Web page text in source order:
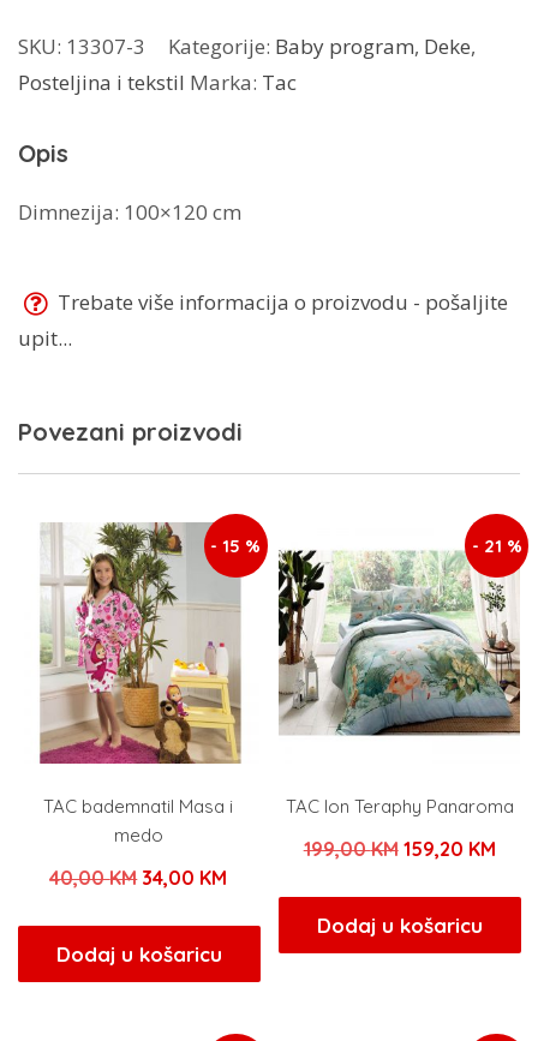
količina
SKU: 13307-3 Kategorije: Baby program, Deke,
Posteljina i tekstil Marka: Tac
Opis
Dimnezija: 100×120 cm
Trebate više informacija o proizvodu - pošaljite
upit...
Povezani proizvodi
- 15 %
TAC bademnatil Masa i
medo
40,00KM Izvorna
bila
je:
34,00 KM
34,00 KM.
Dodaj u košaricu
- 21 %
TAC Ion Teraphy Panaroma
199,00KM Izvorna
bila
je:
159,20 KM
Dodaj u košaricu